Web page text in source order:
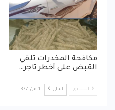
مكافحة المخدرات تلقي
القبض على أخطر تاجر…
السابق التالي 1 من 377